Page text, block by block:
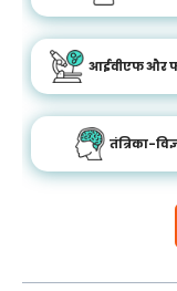
आईवीएफ और
तंत्रिका-